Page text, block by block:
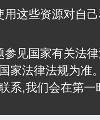
这些资源对自
见国家有关法
家法律法规为准
系,我们会在第